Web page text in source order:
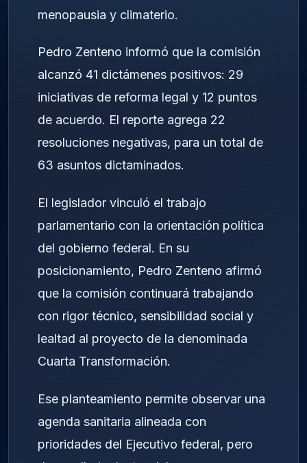
menopausia y climaterio.
Pedro Zenteno informó que la comisión
alcanzó 41 dictámenes positivos: 29
iniciativas de reforma legal y 12 puntos
de acuerdo. El reporte agrega 22
resoluciones negativas, para un total de
63 asuntos dictaminados.
El legislador vinculó el trabajo
parlamentario con la orientación política
del gobierno federal. En su
posicionamiento, Pedro Zenteno afirmó
que la comisión continuará trabajando
con rigor técnico, sensibilidad social y
lealtad al proyecto de la denominada
Cuarta Transformación.
Ese planteamiento permite observar una
agenda sanitaria alineada con
prioridades del Ejecutivo federal, pero